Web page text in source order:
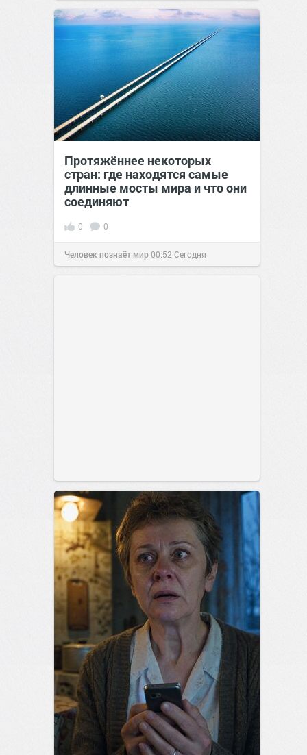
Протяжённее некоторых
стран: где находятся самые
длинные мосты мира и что они
соединяют
0 0
Человек познаёт мир00:52 Сегодня